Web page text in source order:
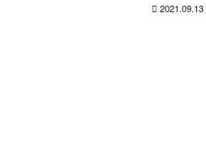
2021.09.13